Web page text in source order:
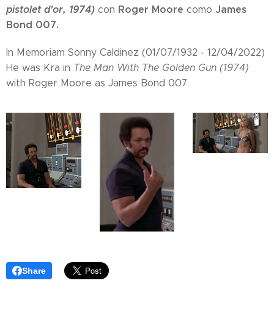
pistolet d'or, 1974) con Roger Moore como James
Bond 007.
In Memoriam Sonny Caldinez (01/07/1932 - 12/04/2022)
He was Kra in The Man With The Golden Gun (1974)
with Roger Moore as James Bond 007.
Share